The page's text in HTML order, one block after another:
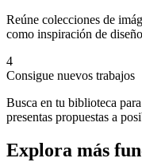
Reúne colecciones de
como inspiración de
4
Consigue nuevos trabajos
Busca en tu biblioteca
presentas propuestas a
Explora más